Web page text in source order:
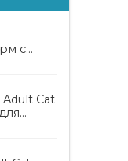
с
Cat